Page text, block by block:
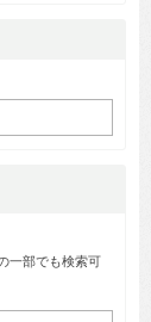
一部でも検索可